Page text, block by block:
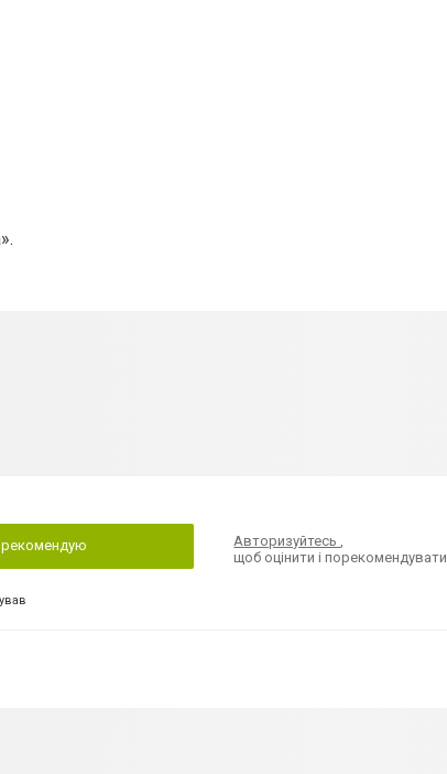
Авторизуйтесь,
щоб оцінити і порекомендувати